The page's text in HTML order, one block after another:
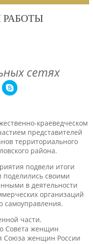
сетях
краеведческом
представителей
территориального
района.
подвели итоги
поделились своими
в деятельности
организаций
самоуправления.
части.
Совета женщин
Союза женщин России